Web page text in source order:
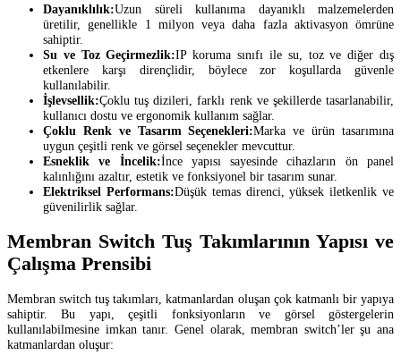
Dayanıklılık:Uzun süreli kullanıma dayanıklı malzemelerden
üretilir, genellikle 1 milyon veya daha fazla aktivasyon ömrüne
sahiptir.
Su ve Toz Geçirmezlik:IP koruma sınıfı ile su, toz ve diğer dış
etkenlere karşı dirençlidir, böylece zor koşullarda güvenle
kullanılabilir.
İşlevsellik:Çoklu tuş dizileri, farklı renk ve şekillerde tasarlanabilir,
kullanıcı dostu ve ergonomik kullanım sağlar.
Çoklu Renk ve Tasarım Seçenekleri:Marka ve ürün tasarımına
uygun çeşitli renk ve görsel seçenekler mevcuttur.
Esneklik ve İncelik:İnce yapısı sayesinde cihazların ön panel
kalınlığını azaltır, estetik ve fonksiyonel bir tasarım sunar.
Elektriksel Performans:Düşük temas direnci, yüksek iletkenlik ve
güvenilirlik sağlar.
Membran Switch Tuş Takımlarının Yapısı ve
Çalışma Prensibi
Membran switch tuş takımları, katmanlardan oluşan çok katmanlı bir yapıya
sahiptir. Bu yapı, çeşitli fonksiyonların ve görsel göstergelerin
kullanılabilmesine imkan tanır. Genel olarak, membran switch’ler şu ana
katmanlardan oluşur: